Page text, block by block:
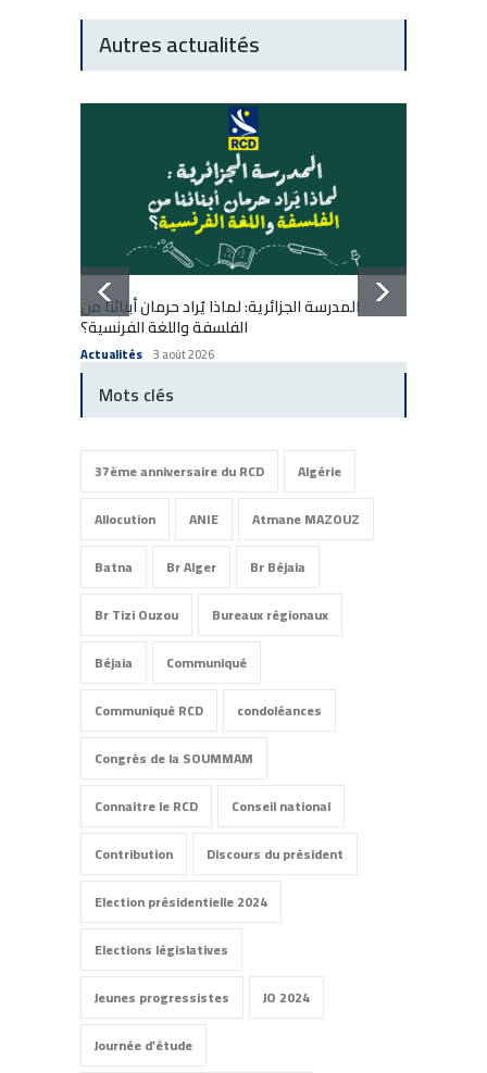
Autres actualités
المدرسة الجزائرية: لماذا يُراد حرمان أبنائنا من
الفلسفة واللغة الفرنسية؟
Actualités 3 août 2026
Mots clés
37ème anniversaire du RCD
Algérie
Allocution
ANIE
Atmane MAZOUZ
Batna
Br Alger
Br Béjaia
Br Tizi Ouzou
Bureaux régionaux
Béjaia
Communiqué
Communiqué RCD
condoléances
Congrès de la SOUMMAM
Connaitre le RCD
Conseil national
Contribution
Discours du président
Election présidentielle 2024
Elections législatives
Jeunes progressistes
JO 2024
Journée d'étude